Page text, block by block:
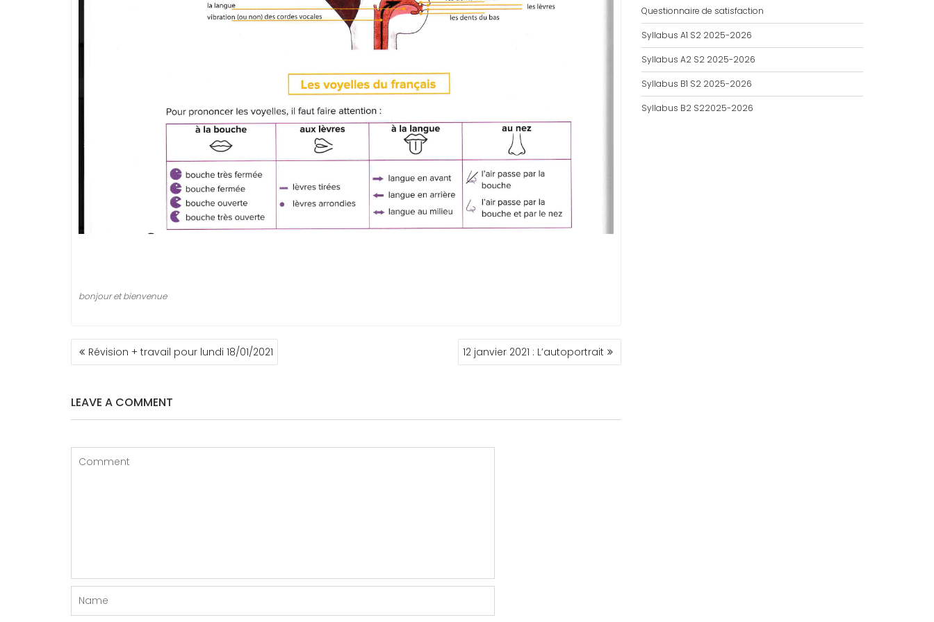
bonjour et bienvenue
NAVIGATION
DERévision + travail pour lundi 18/01/2021 12 janvier 2021 : L’autoportrait
LEAVE A COMMENT
Questionnaire de satisfaction
Syllabus A1 S2 2025-2026
Syllabus A2 S2 2025-2026
Syllabus B1 S2 2025-2026
Syllabus B2 S22025-2026